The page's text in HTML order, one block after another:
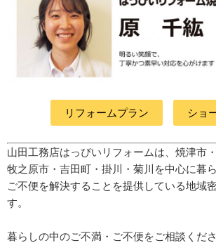
リフォームプラン ショ
山田工務店はっぴいリフォームは、焼津市
牧之原市・吉田町 ・掛川・菊川 を中心に暮
ご不便を解決することを提供している地域
す。
暮らしの中のご不満・ご不便をご相談くださ